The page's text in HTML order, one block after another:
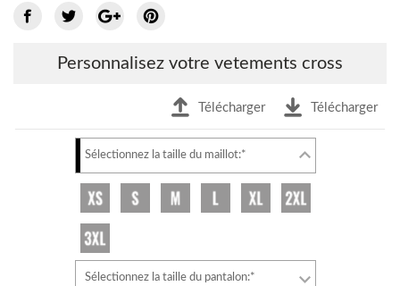
Personnalisez votre vetements cross
Télécharger Télécharger
Sélectionnez la taille du maillot:*
Sélectionnez la taille du pantalon:*